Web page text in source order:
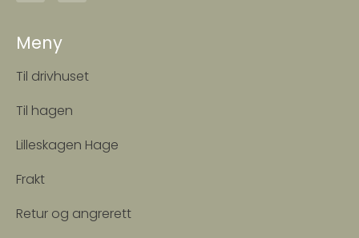
Meny
Til drivhuset
Til hagen
Lilleskagen Hage
Frakt
Retur og angrerett